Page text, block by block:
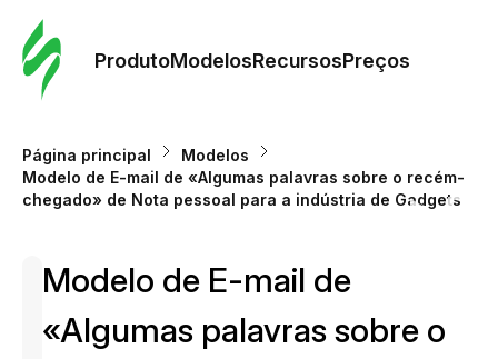
ProdutoModelosRecursosPreços
Página principal
Modelos
Modelo de E-mail de «Algumas palavras sobre o recém-
chegado» de Nota pessoal para a indústria de Gadgets
Modelo de E-mail de
«Algumas palavras sobre o